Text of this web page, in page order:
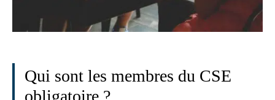
Qui sont les membres du CSE
obligatoire ?